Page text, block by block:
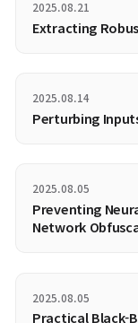
여하는 영향만을
더 객관적으로 파